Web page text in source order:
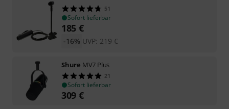
51
Sofort lieferbar
185 €
UVP: 219 €
-16%
Shure MV7 Plus
21
Sofort lieferbar
309 €